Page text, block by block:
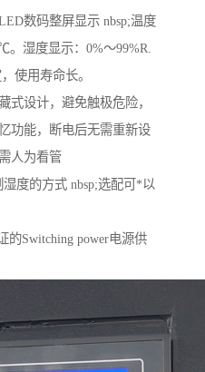
数码整屏显示 nbsp;温度
湿度显示：0%～99%R.
使用寿命长。
式设计，避免触极危险，
功能，断电后无需重新设
人为看管
度的方式 nbsp;选配可*以
的Switching power电源供